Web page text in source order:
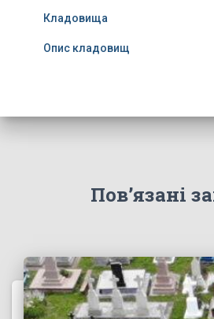
Кладовища
Опис кладовищ
Пов’язані